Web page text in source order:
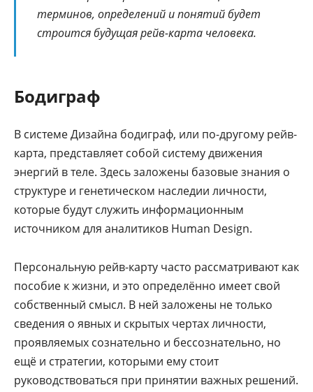
терминов, определений и понятий будет
строится будущая рейв-карта человека.
Бодиграф
В системе Дизайна бодиграф, или по-другому рейв-
карта, представляет собой систему движения
энергий в теле. Здесь заложены базовые знания о
структуре и генетическом наследии личности,
которые будут служить информационным
источником для аналитиков Human Design.
Персональную рейв-карту часто рассматривают как
пособие к жизни, и это определённо имеет свой
собственный смысл. В ней заложены не только
сведения о явных и скрытых чертах личности,
проявляемых сознательно и бессознательно, но
ещё и стратегии, которыми ему стоит
руководствоваться при принятии важных решений.